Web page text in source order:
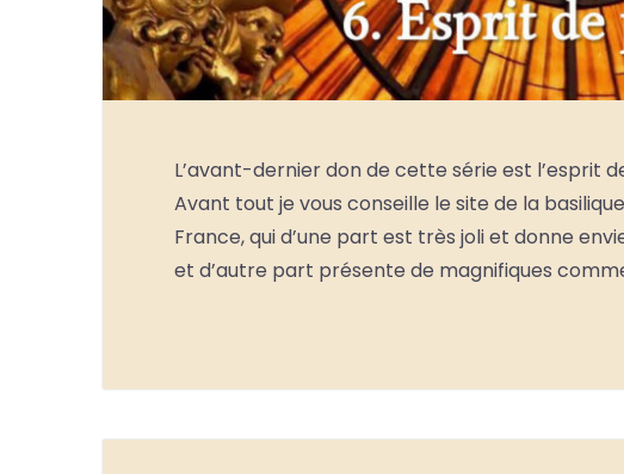
L’avant-dernier don de cette série est l’esprit
Avant tout je vous conseille le site de la
France, qui d’une part est très joli et donne
et d’autre part présente de magnifiques